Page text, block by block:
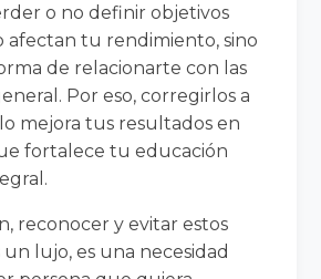
o no definir objetivos
afectan tu rendimiento, sino
de relacionarte con las
Por eso, corregirlos a
mejora tus resultados en
fortalece tu educación
reconocer y evitar estos
lujo, es una necesidad